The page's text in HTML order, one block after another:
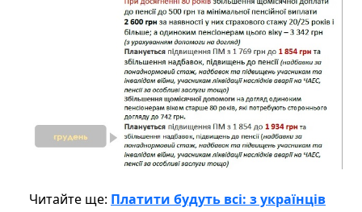
Читайте ще: Платити будуть всі: з українців